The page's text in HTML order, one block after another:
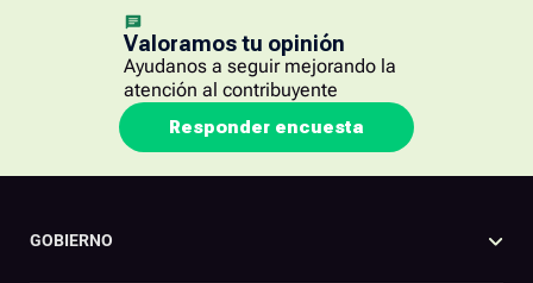
Valoramos tu opinión
Ayudanos a seguir mejorando la
atención al contribuyente
Responder encuesta
GOBIERNO